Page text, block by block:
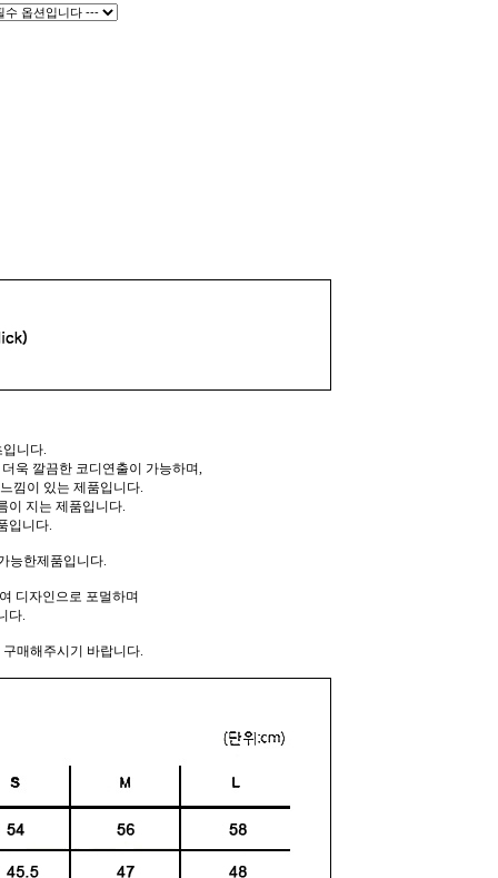
니다.
욱 깔끔한 코디연출이 가능하며,
낌이 있는 제품입니다.
이 지는 제품입니다.
입니다.
능한제품입니다.
디자인으로 포멀하며
다.
매해주시기 바랍니다.